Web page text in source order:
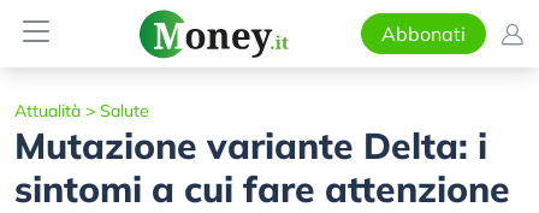
Abbonati
Attualità > Salute
Mutazione variante Delta: i
sintomi a cui fare attenzione